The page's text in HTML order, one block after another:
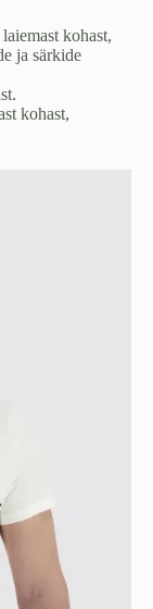
kohast,
ja särkide
kohast,